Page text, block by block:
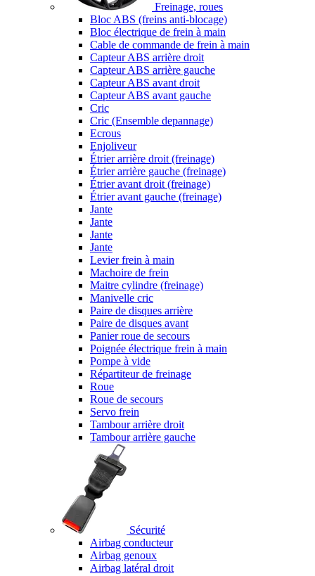
Freinage, roues
Bloc ABS (freins anti-blocage)
Bloc électrique de frein à main
Cable de commande de frein à main
Capteur ABS arrière droit
Capteur ABS arrière gauche
Capteur ABS avant droit
Capteur ABS avant gauche
Cric
Cric (Ensemble depannage)
Ecrous
Enjoliveur
Étrier arrière droit (freinage)
Étrier arrière gauche (freinage)
Étrier avant droit (freinage)
Étrier avant gauche (freinage)
Jante
Jante
Jante
Jante
Levier frein à main
Machoire de frein
Maitre cylindre (freinage)
Manivelle cric
Paire de disques arrière
Paire de disques avant
Panier roue de secours
Poignée électrique frein à main
Pompe à vide
Répartiteur de freinage
Roue
Roue de secours
Servo frein
Tambour arrière droit
Tambour arrière gauche
Sécurité
Airbag conducteur
Airbag genoux
Airbag latéral droit